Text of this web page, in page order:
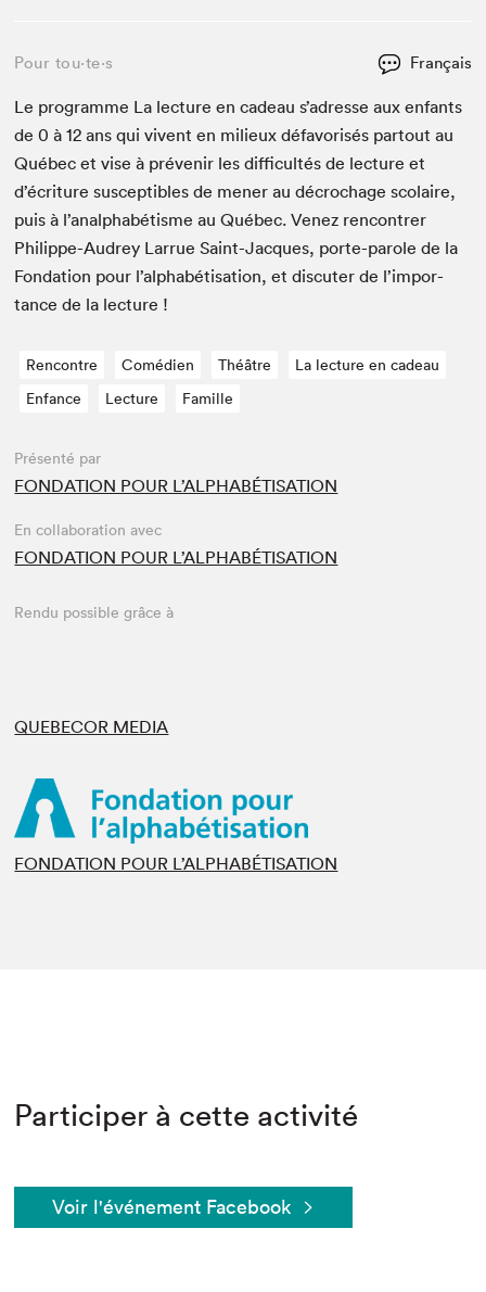
Pour tou⋅te⋅s Français
Le pro­gramme La lec­ture en cadeau s’adresse aux enfants
de0 à12 ans qui vivent en milieux défa­vorisés partout au
Québec et vise à prévenir les dif­fi­cultés de lec­ture et
d’écriture sus­cep­ti­bles de men­er au décrochage sco­laire,
puis à l’analphabétisme au Québec. Venez ren­con­tr­er
Philippe-Audrey Lar­rue Saint-Jacques, porte-parole de la
Fon­da­tion pour l’al­phabéti­sa­tion, et dis­cuter de l’im­por­
tance de la lecture !
Rencontre Comédien Théâtre
La lecture en cadeau
Enfance
Lecture Famille
Présenté par
FONDATION POUR L’ALPHABÉTISATION
En collaboration avec
FONDATION POUR L’ALPHABÉTISATION
Rendu possible grâce à
QUEBECOR MEDIA
FONDATION POUR L’ALPHABÉTISATION
Participer à cette activité
Voir l'événement Facebook